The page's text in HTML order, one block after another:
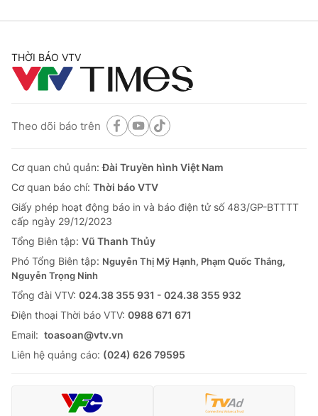
THỜI BÁO VTV
Theo dõi báo trên
Cơ quan chủ quản:Đài Truyền hình Việt Nam
Cơ quan báo chí: Thời báo VTV
Giấy phép hoạt động báo in và báo điện tử số 483/GP-BTTTT
cấp ngày 29/12/2023
Tổng Biên tập: Vũ Thanh Thủy
Phó Tổng Biên tập: Nguyễn Thị Mỹ Hạnh, Phạm Quốc Thắng,
Nguyễn Trọng Ninh
Tổng đài VTV: 024.38 355 931 - 024.38 355 932
Ðiện thoại Thời báo VTV: 0988 671 671
Email: toasoan@vtv.vn
Liên hệ quảng cáo: (024) 626 79595